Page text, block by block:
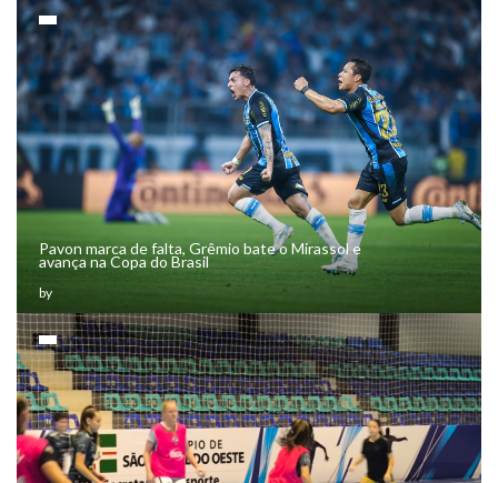
Pavon marca de falta, Grêmio bate o Mirassol e
avança na Copa do Brasil
by